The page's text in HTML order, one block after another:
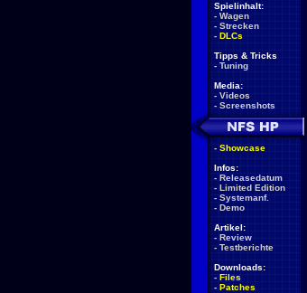
Spielinhalt:
- Wagen
- Strecken
- DLCs
Tipps & Tricks
- Tuning
Media:
- Videos
- Screenshots
- Showcase
Infos:
- Releasedatum
- Limited Edition
- Systemanf.
- Demo
Artikel:
- Review
- Testberichte
Downloads:
- Files
- Patches